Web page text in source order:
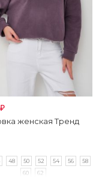
₽
женская Тренд
48 50 52 54 56
58
60
62